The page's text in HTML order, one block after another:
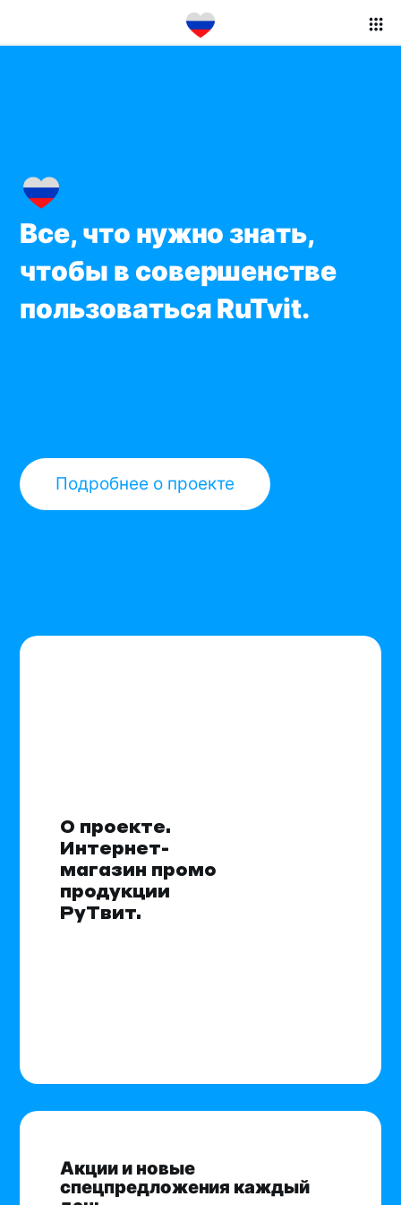
Все, что нужно знать,
чтобы в совершенстве
пользоваться RuTvit.
Подробнее о проекте
О проекте.
Интернет-
магазин промо
продукции
РуТвит.
Акции и новые
спецпредложения каждый